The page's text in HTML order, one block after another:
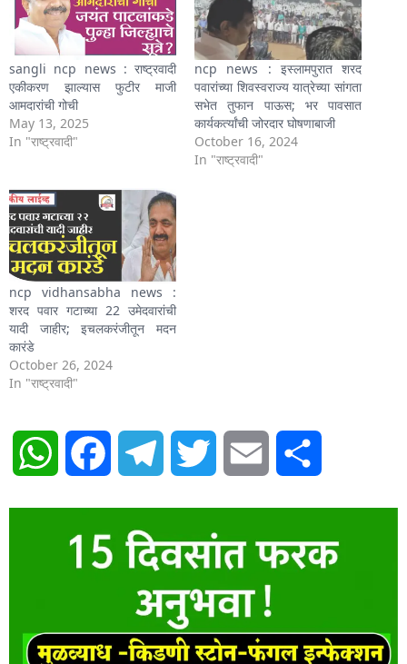
sangli ncp news : राष्ट्रवादी
एकीकरण झाल्यास फुटीर माजी
आमदारांची गोची
May 13, 2025
In "राष्ट्रवादी"
ncp news : इस्लामपुरात शरद
पवारांच्या शिवस्वराज्य यात्रेच्या सांगता
सभेत तुफान पाऊस; भर पावसात
कार्यकर्त्यांची जोरदार घोषणाबाजी
October 16, 2024
In "राष्ट्रवादी"
ncp vidhansabha news :
शरद पवार गटाच्या 22 उमेदवारांची
यादी जाहीर; इचलकरंजीतून मदन
कारंडे
October 26, 2024
In "राष्ट्रवादी"
WhatsAppFacebook Telegram Twitter Email